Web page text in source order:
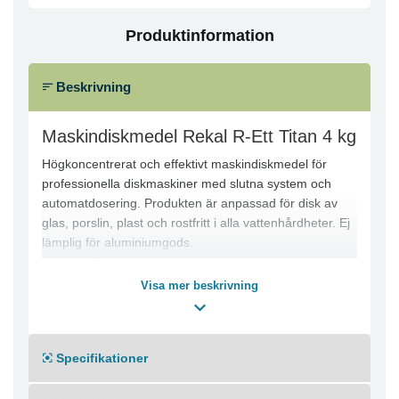
Produktinformation
Beskrivning
Maskindiskmedel Rekal R-Ett Titan 4 kg
Högkoncentrerat och effektivt maskindiskmedel för
professionella diskmaskiner med slutna system och
automatdosering. Produkten är anpassad för disk av
glas, porslin, plast och rostfritt i alla vattenhårdheter. Ej
lämplig för aluminiumgods.
● Högkoncentrerat och effektivt
● Fungerar i alla vattenhårdheter
● Ger ett pålitligt diskresultat
Användningsområde:
Visa mer beskrivning
Specifikationer